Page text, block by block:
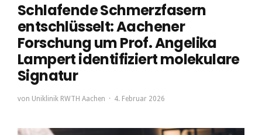
Schlafende Schmerzfasern
entschlüsselt: Aachener
Forschung um Prof. Angelika
Lampert identifiziert molekulare
Signatur
von Uniklinik RWTH Aachen 4. Februar 2026